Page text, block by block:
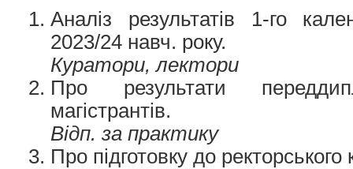
Аналіз результатів 1-го
2023/24 навч. року.
Куратори, лектори
Про результати
магістрантів.
Відп. за практику
Про підготовку до